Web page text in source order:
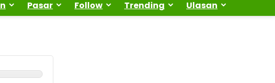
Pasar Follow Trending Ulasan